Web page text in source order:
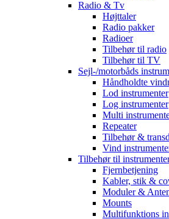
Radio & Tv
Højttaler
Radio pakker
Radioer
Tilbehør til radio
Tilbehør til TV
Sejl-/motorbåds
Håndholdte
Lod instrumenter
Log instrumenter
Multi
Repeater
Tilbehør &
Vind
Tilbehør til
Fjernbetjening
Kabler, stik &
Moduler &
Mounts
Multifunktions